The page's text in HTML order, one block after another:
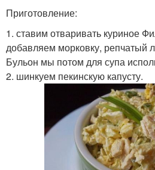
Приготовление:
1. ставим отваривать куриное
добавляем морковку, репчатый
Бульон мы потом для супа
2. шинкуем пекинскую капусту.